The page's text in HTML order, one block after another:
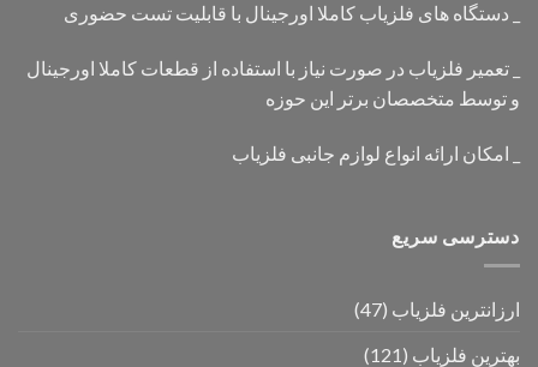
_ دستگاه های فلزیاب کاملا اورجینال با قابلیت تست حضوری
_ تعمیر فلزیاب در صورت نیاز با استفاده از قطعات کاملا اورجینال
و توسط متخصصان برتر این حوزه
_ امکان ارائه انواع لوازم جانبی فلزیاب
دسترسی سریع
ارزانترین فلزیاب (47)
بهترین فلزیاب (121)